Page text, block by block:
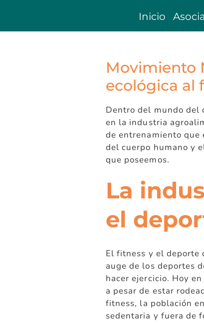
contenido
Inicio
Movimiento
ecológica al
Dentro del mundo del
en la industria
de entrenamiento que
del cuerpo humano y
que poseemos.
La
el
El fitness y el deporte
auge de los deportes
hacer ejercicio. Hoy
a pesar de estar
fitness, la población
sedentaria y fuera de